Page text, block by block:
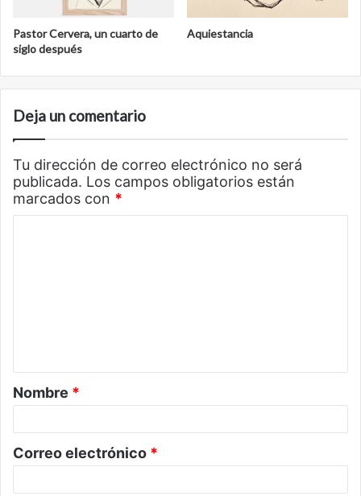
Pastor Cervera, un cuarto de
siglo después
Aquiestancia
Deja un comentario
Tu dirección de correo electrónico no será
publicada. Los campos obligatorios están
marcados con *
a
r
o
*
Nombre *
Correo electrónico *